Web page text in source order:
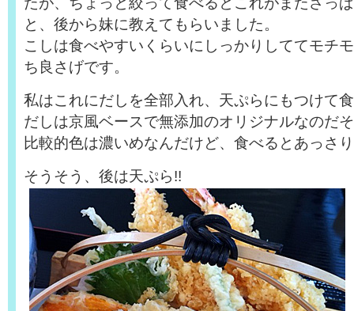
と、後から妹に教えてもらいました。
こしは食べやすいくらいにしっかりしててモチ
ち良さげです。
私はこれにだしを全部入れ、天ぷらにもつけて
だしは京風ベースで無添加のオリジナルなのだ
比較的色は濃いめなんだけど、食べるとあっさ
そうそう、後は天ぷら!!